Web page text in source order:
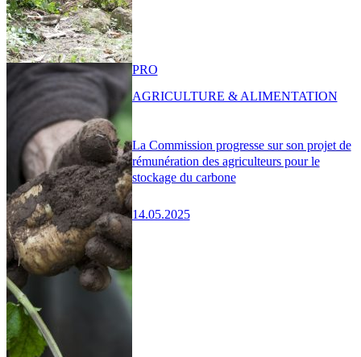
La Commission progresse sur son projet de
rémunération des agriculteurs pour le
stockage du carbone
14.05.2025
PRO
AGRICULTURE & ALIMENTATION